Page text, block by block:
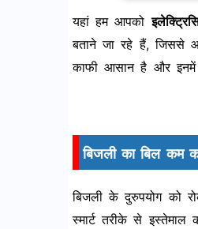
यहां हम आपको
बताने जा रहे हैं, जिससे
काफी आसान है और इनमें
बिजली का बिल कम
बिजली के दुरुपयोग को
स्मार्ट तरीके से